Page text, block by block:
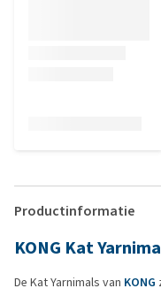
Productinformatie
KONG Kat
De Kat Yarnimals van KONG